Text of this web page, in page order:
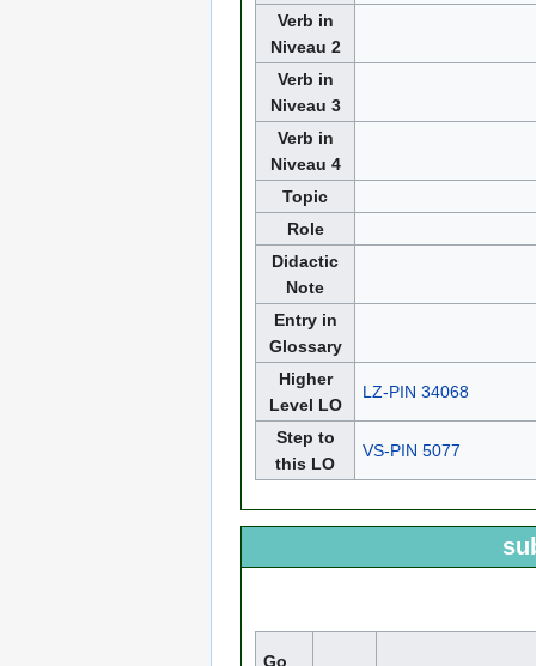
Verb in
Niveau 2
Verb in
Niveau 3
Verb in
Niveau 4
Topic
Role
Didactic
Note
Entry in
Glossary
Higher
Level LO
LZ-PIN 34068
Step to
this LO
VS-PIN 5077
Go